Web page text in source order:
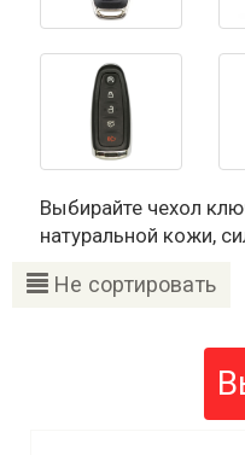
Выбирайте чехол
натуральной кожи,
Не сортировать